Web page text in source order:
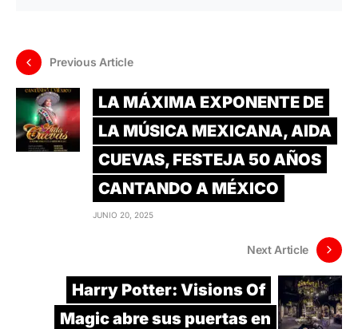
Previous Article
LA MÁXIMA EXPONENTE DE
LA MÚSICA MEXICANA, AIDA
CUEVAS, FESTEJA 50 AÑOS
CANTANDO A MÉXICO
JUNIO 20, 2025
Next Article
Harry Potter: Visions Of
Magic abre sus puertas en